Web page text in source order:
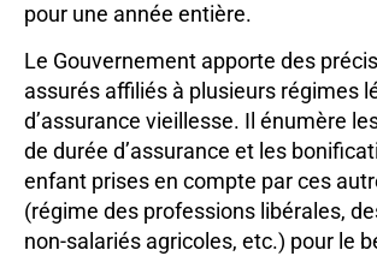
pour une année entière.
Le Gouvernement apporte des
assurés affiliés à plusieurs régimes
d’assurance vieillesse. Il énumère
de durée d’assurance et les
enfant prises en compte par ces
(régime des professions libérales,
non-salariés agricoles, etc.) pour le